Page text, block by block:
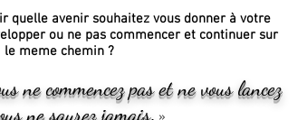
quelle avenir souhaitez vous donner à votre
ou ne pas commencer et continuer sur
le meme chemin ?
ne commencez pas et ne vous lancez
ne saurez jamais